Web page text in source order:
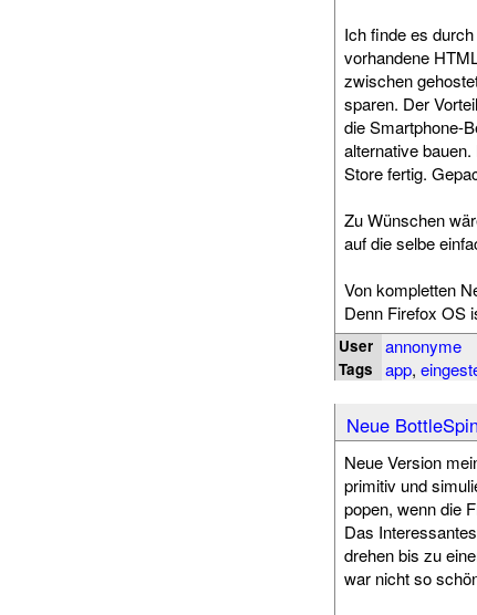
Ich finde es
vorhandene
zwischen
sparen. Der
die Smartphone-
alternative
Store fertig.
Zu Wünschen
auf die selbe
Von kompletten
Denn Firefox OS
User annonyme
Tags app,
Neue
Neue Version
primitiv und
popen, wenn die
Das
drehen bis zu
war nicht so